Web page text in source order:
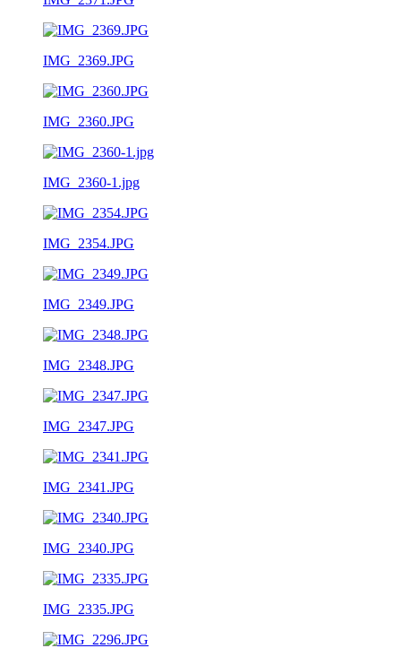
IMG_2369.JPG
IMG_2360.JPG
IMG_2360-1.jpg
IMG_2354.JPG
IMG_2349.JPG
IMG_2348.JPG
IMG_2347.JPG
IMG_2341.JPG
IMG_2340.JPG
IMG_2335.JPG